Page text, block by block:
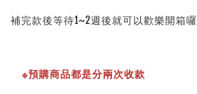
補完款後等待1~2週後就可以歡樂開箱囉
※預購商品都是分兩次收款